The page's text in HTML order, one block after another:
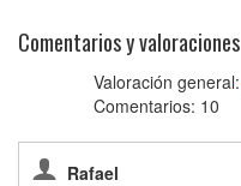
Comentarios y valoraciones
Valoración general:
Comentarios: 10
Rafael